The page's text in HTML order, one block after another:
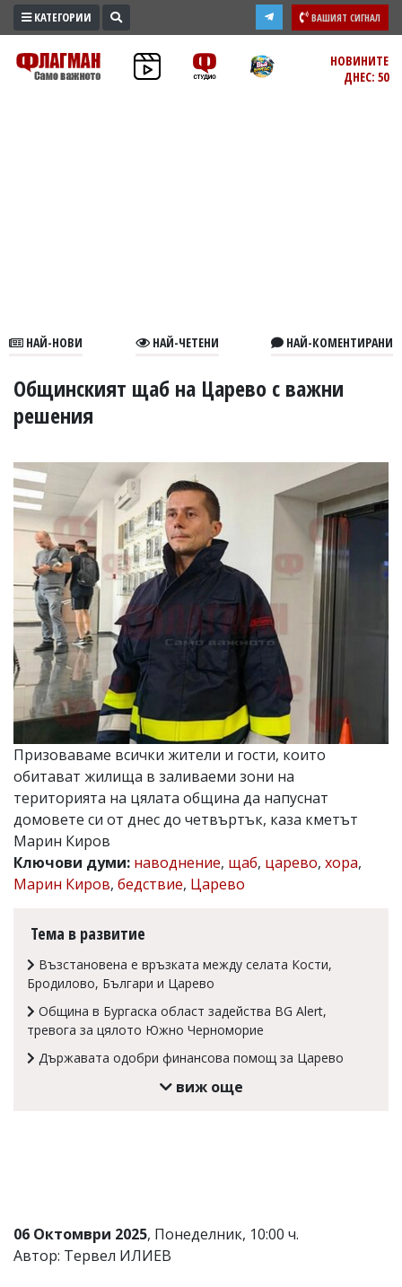
ПРОМО
ЗОНА
В
УКРАЙНА
СПОРТ
РАЗСЛЕДВАНЕ
БИЗНЕС
ЮГ
Управители:
Веселин
Василев,
email:
v.vasilev@flagman.bg
Катя
Касабова,
еmail:k.kassabova@flagman.bg
Главен
редактор:
Иван
Колев,
email:
Коментарите
под
статиите
се
въвеждат
носи
Ако
откриете
КАТЕГОРИИ ВАШИЯТ СИГНАЛ
НОВИНИТЕ
ДНЕС: 50
НАЙ-НОВИ НАЙ-ЧЕТЕНИ НАЙ-КОМЕНТИРАНИ
Общинският щаб на Царево с важни
решения
Призоваваме всички жители и гости, които
обитават жилища в заливаеми зони на
територията на цялата община да напуснат
домовете си от днес до четвъртък, каза кметът
Марин Киров
Ключови думи: наводнение, щаб, царево, хора,
Марин Киров, бедствие, Царево
Тема в развитие
Възстановена е връзката между селата Кости,
Бродилово, Българи и Царево
Община в Бургаска област задейства BG Alert,
тревога за цялото Южно Черноморие
Държавата одобри финансова помощ за Царево
виж още
06 Октомври 2025, Понеделник, 10:00 ч.
Автор: Тервел ИЛИЕВ